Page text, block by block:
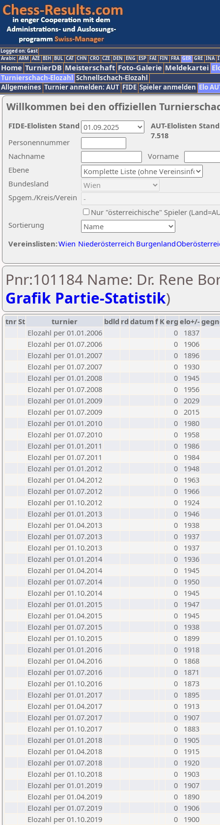
Logged on: Gast
Arabic ARM AZE BIH BUL CAT CHN CRO CZE DEN ENG ESP FAI FIN FRA GER GRE INA
Home TurnierDB Meisterschaft Foto-Galerie Meldekartei
Turnierschach-Elozahl Schnellschach-Elozahl
Allgemeines Turnier anmelden: AUT FIDE Spieler anmelden Elo
Willkommen bei den offiziellen
Nachname
Vorname
Ebene
Sortierung
Personennummer
Bundesland
Spgem./Kreis/Verein
Nur "österreichische" Spieler
Vereinslisten:Wien Niederösterreich Burgenland
AUT-Elolisten
7.518
FIDE-Elolisten Stand
Pnr:101184 Name: Dr. Rene
Grafik Partie-Statistik)
tnrSt turnier bdld rd datumf Kerg elo+/-
Elozahl per 01.01.2006
0
1837
Elozahl per 01.07.2006
0
1906
Elozahl per 01.01.2007
0
1896
Elozahl per 01.07.2007
0
1930
Elozahl per 01.01.2008
0
1945
Elozahl per 01.07.2008
0
1956
Elozahl per 01.01.2009
0 2029
Elozahl per 01.07.2009
0 2015
Elozahl per 01.01.2010
0
1980
Elozahl per 01.07.2010
0
1958
Elozahl per 01.01.2011
0
1986
Elozahl per 01.07.2011
0
1984
Elozahl per 01.01.2012
0
1948
Elozahl per 01.04.2012
0
1963
Elozahl per 01.07.2012
0
1966
Elozahl per 01.10.2012
0
1924
Elozahl per 01.01.2013
0
1946
Elozahl per 01.04.2013
0
1938
Elozahl per 01.07.2013
0
1937
Elozahl per 01.10.2013
0
1937
Elozahl per 01.01.2014
0
1936
Elozahl per 01.04.2014
0
1945
Elozahl per 01.07.2014
0
1950
Elozahl per 01.10.2014
0
1945
Elozahl per 01.01.2015
0
1947
Elozahl per 01.04.2015
0
1945
Elozahl per 01.07.2015
0
1938
Elozahl per 01.10.2015
0
1899
Elozahl per 01.01.2016
0
1918
Elozahl per 01.04.2016
0
1868
Elozahl per 01.07.2016
0
1871
Elozahl per 01.10.2016
0
1873
Elozahl per 01.01.2017
0
1895
Elozahl per 01.04.2017
0
1913
Elozahl per 01.07.2017
0
1907
Elozahl per 01.10.2017
0
1883
Elozahl per 01.01.2018
0
1905
Elozahl per 01.04.2018
0
1915
Elozahl per 01.07.2018
0
1920
Elozahl per 01.10.2018
0
1903
Elozahl per 01.01.2019
0
1907
Elozahl per 01.04.2019
0
1890
Elozahl per 01.07.2019
0
1906
Elozahl per 01.10.2019
0
1900